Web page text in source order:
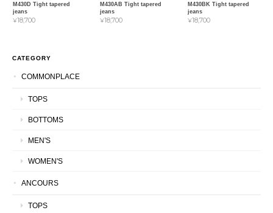
M430D Tight tapered
jeans
¥18,700
M430AB Tight tapered
jeans
¥18,700
M430BK Tight tapered
jeans
¥18,700
CATEGORY
COMMONPLACE
TOPS
BOTTOMS
MEN'S
WOMEN'S
ANCOURS
TOPS